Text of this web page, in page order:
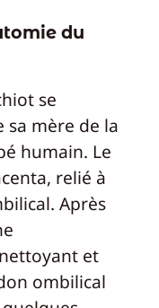
du
se
sa mère de la
humain. Le
relié à
Après
et
ombilical